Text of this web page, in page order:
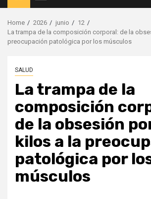
Menu
Home 2026 junio
12
La trampa de la composición corporal: de la
preocupación patológica por los músculos
SALUD
La trampa de la
composición
de la obsesión
kilos a la
patológica por
músculos